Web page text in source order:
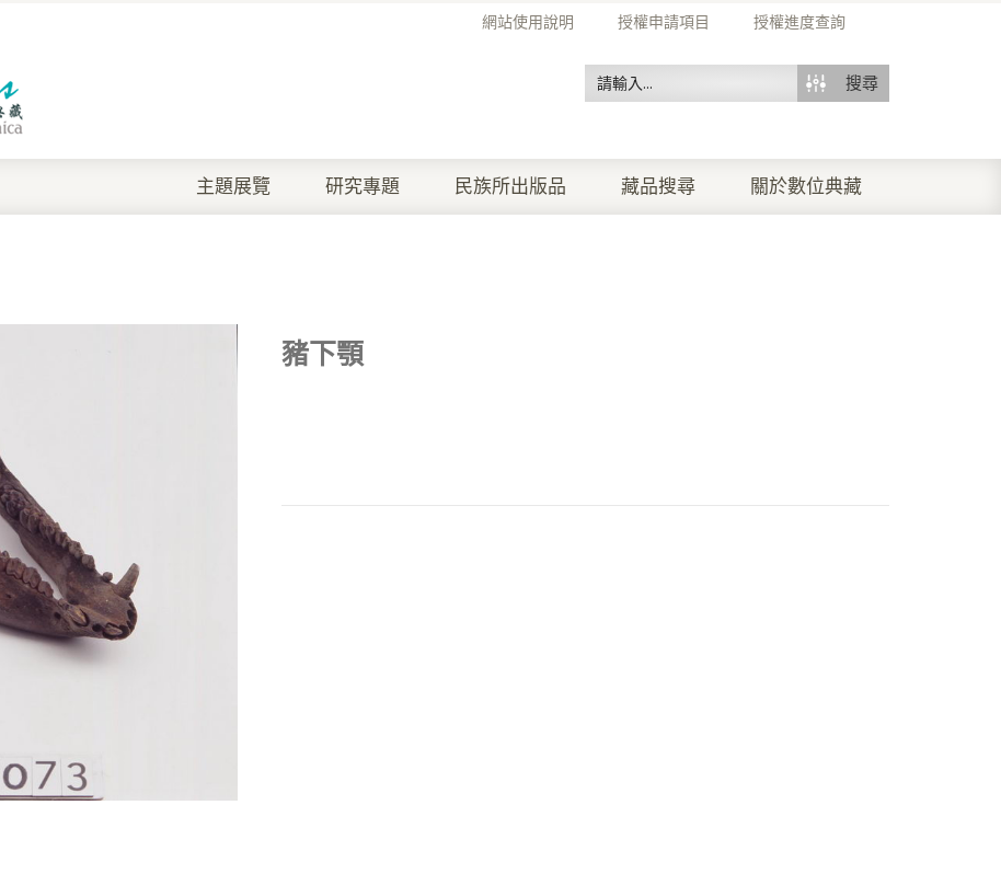
網站使用說明 授權申請項目 授權進度查詢
搜尋
主題展覽 研究專題 民族所出版品 藏品搜尋 關於數位典藏
豬下顎